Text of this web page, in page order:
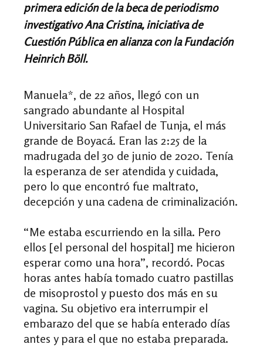
primera edición de la beca de periodismo
investigativo Ana Cristina, iniciativa de
Cuestión Pública en alianza con la Fundación
Heinrich Böll.
Manuela*, de 22 años, llegó con un
sangrado abundante al Hospital
Universitario San Rafael de Tunja, el más
grande de Boyacá. Eran las 2:25 de la
madrugada del 30 de junio de 2020. Tenía
la esperanza de ser atendida y cuidada,
pero lo que encontró fue maltrato,
decepción y una cadena de criminalización.
“Me estaba escurriendo en la silla. Pero
ellos [el personal del hospital] me hicieron
esperar como una hora”, recordó. Pocas
horas antes había tomado cuatro pastillas
de misoprostol y puesto dos más en su
vagina. Su objetivo era interrumpir el
embarazo del que se había enterado días
antes y para el que no estaba preparada.